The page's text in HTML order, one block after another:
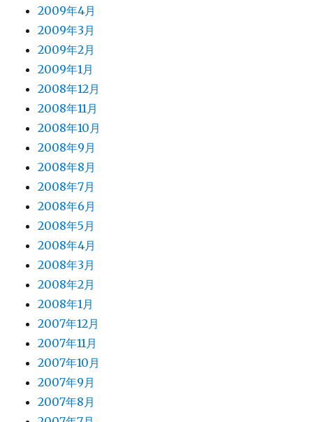
2009年4月
2009年3月
2009年2月
2009年1月
2008年12月
2008年11月
2008年10月
2008年9月
2008年8月
2008年7月
2008年6月
2008年5月
2008年4月
2008年3月
2008年2月
2008年1月
2007年12月
2007年11月
2007年10月
2007年9月
2007年8月